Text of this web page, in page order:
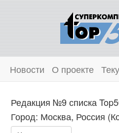
Новости О проекте
Редакция №9 списка
Город: Москва, Россия